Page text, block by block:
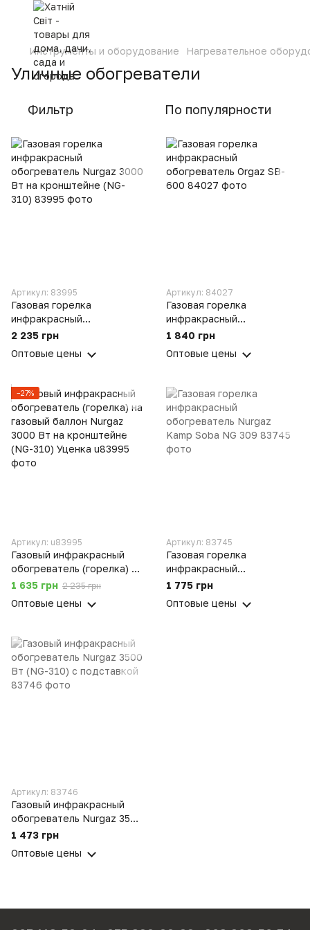
Инструменты и оборудование Нагревательное
Уличные обогреватели
Фильтр По популярности
Артикул: 83995
Газовая горелка
инфракрасный
обогреватель Nurgaz 3000
310)
2 235 грн
Оптовые цены
Артикул: 84027
Газовая горелка
инфракрасный
обогреватель Orgaz SB-
1 840 грн
Оптовые цены
−27%
Артикул: u83995
Газовый инфракрасный
обогреватель (горелка) на
газовый баллон Nurgaz
(NG-310) Уценка
1 635 грн 2 235 грн
Оптовые цены
Артикул: 83745
Газовая горелка
инфракрасный
обогреватель Nurgaz
1 775 грн
Оптовые цены
Артикул: 83746
Газовый инфракрасный
обогреватель Nurgaz 3500
Вт (NG-310) с подставкой
1 473 грн
Оптовые цены